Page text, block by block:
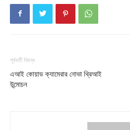
পূর্ববর্তী নিবন্ধ
এআই কোয়াড ক্যামেরার নোভা থ্রিআই
উন্মোচন